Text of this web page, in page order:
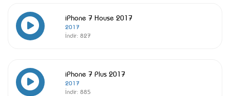
iPhone 7 House 2017
2017
İndir: 827
iPhone 7 Plus 2017
2017
İndir: 885